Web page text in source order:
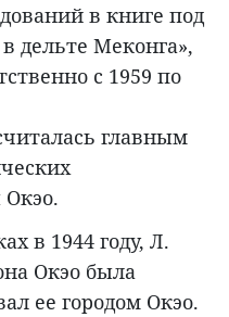
в книге под
дельте Меконга»,
с 1959 по
главным
в 1944 году, Л.
Окэо была
ее городом Окэо.